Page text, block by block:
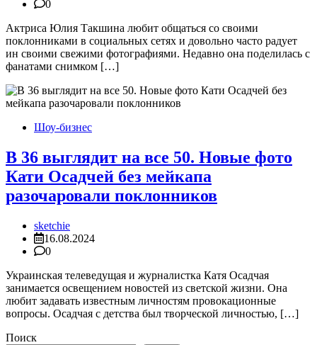
0
Актриса Юлия Такшина любит общаться со своими
поклонниками в социальных сетях и довольно часто радует
ин своими свежими фотографиями. Недавно она поделилась с
фанатами снимком […]
Шоу-бизнес
В 36 выглядит на все 50. Новые фото
Кати Осадчей без мейкапа
разочаровали поклонников
sketchie
16.08.2024
0
Украинская телеведущая и журналистка Катя Осадчая
занимается освещением новостей из светской жизни. Она
любит задавать известным личностям провокационные
вопросы. Осадчая с детства был творческой личностью, […]
Поиск